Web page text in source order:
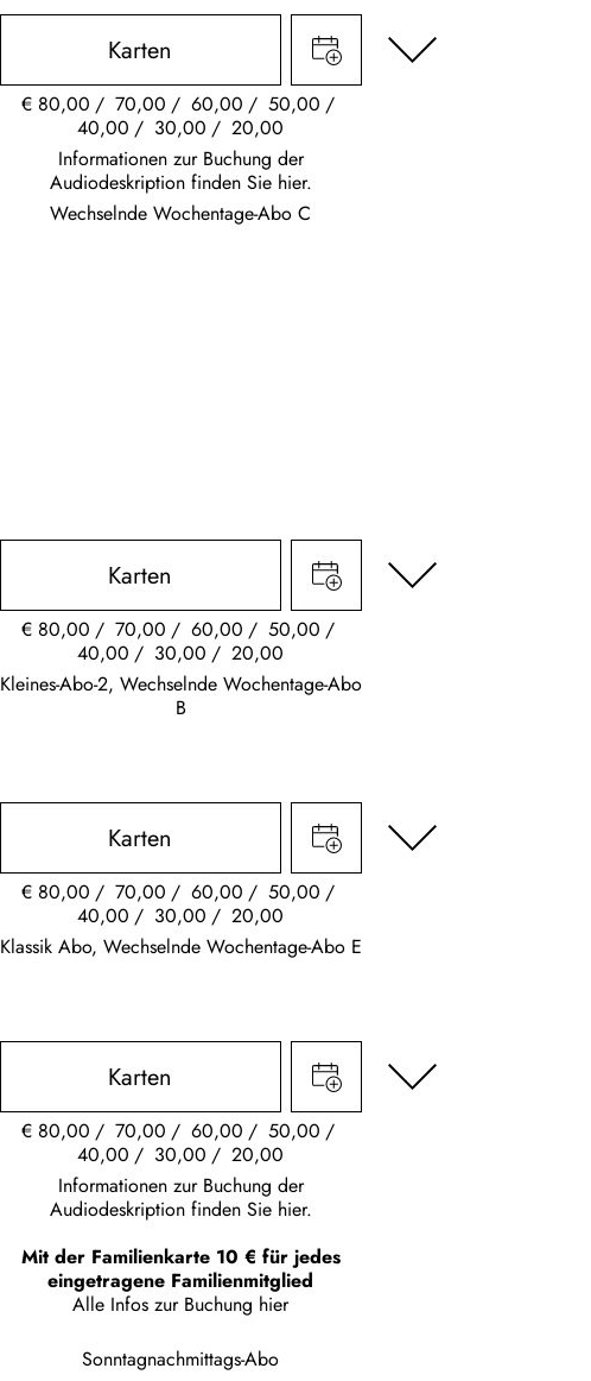
Karten
€ 80,00 70,00 60,00
50,00
40,00
30,00
20,00
Informationen zur Buchung der
Audiodeskription finden Sie hier.
Wechselnde Wochentage-Abo C
Karten
€ 80,00 70,00 60,00
50,00
40,00
30,00
20,00
Kleines-Abo-2, Wechselnde Wochentage-Abo
B
Karten
€ 80,00 70,00 60,00
50,00
40,00
30,00
20,00
Klassik Abo, Wechselnde Wochentage-Abo E
Karten
€ 80,00 70,00 60,00
50,00
40,00
30,00
20,00
Informationen zur Buchung der
Audiodeskription finden Sie hier.
Mit der Familienkarte 10 € für jedes
eingetragene Familienmitglied
Alle Infos zur Buchung hier
Sonntagnachmittags-Abo